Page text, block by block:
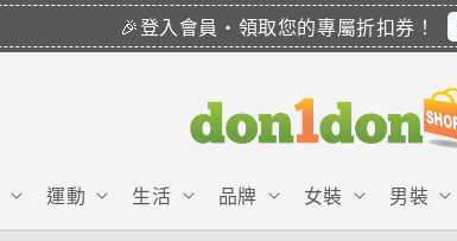
🎉登入會員・領取您的專屬折扣券！
運動 生活 品牌 女裝 男裝